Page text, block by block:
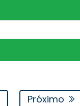
Próximo